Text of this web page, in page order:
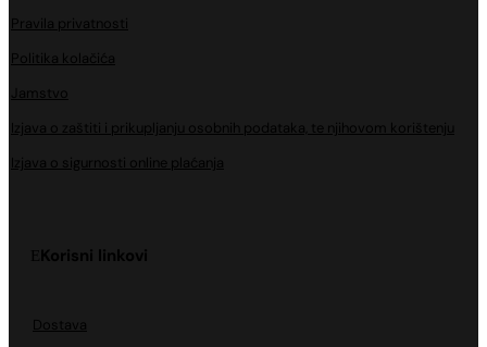
Pravila privatnosti
Politika kolačića
Jamstvo
Izjava o zaštiti i prikupljanju osobnih podataka, te njihovom korištenju
Izjava o sigurnosti online plaćanja
Korisni linkovi
Dostava